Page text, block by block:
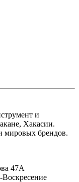
и
Хакасии.
мировых брендов.
47А